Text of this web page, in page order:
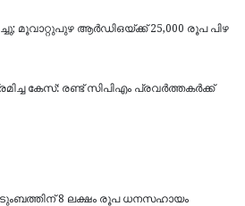
മൂവാറ്റുപുഴ ആർഡിഒയ്ക്ക് 25,000 രൂപ പിഴ
കേസ്: രണ്ട് സിപിഎം പ്രവർത്തകർക്ക്
8 ലക്ഷം രൂപ ധനസഹായം